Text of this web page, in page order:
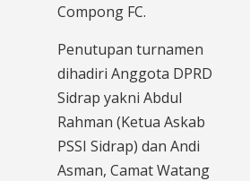
Compong FC.
Penutupan turnamen
dihadiri Anggota DPRD
Sidrap yakni Abdul
Rahman (Ketua Askab
PSSI Sidrap) dan Andi
Asman, Camat Watang